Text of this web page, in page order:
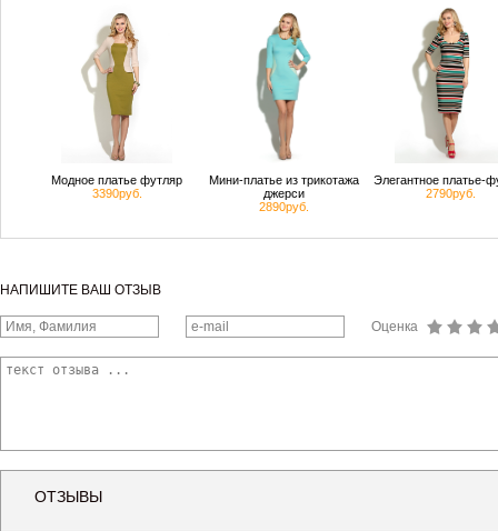
Модное платье футляр
3390руб.
Мини-платье из трикотажа
джерси
2890руб.
Элегантное платье-
2790руб.
НАПИШИТЕ ВАШ ОТЗЫВ
Оценка
ОТЗЫВЫ